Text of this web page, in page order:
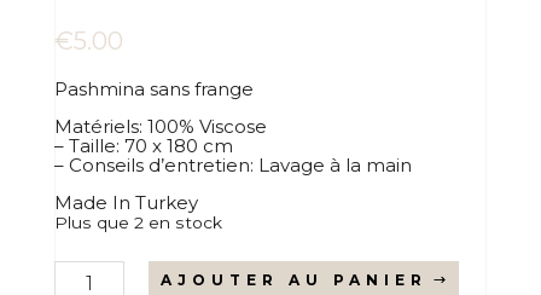
€5.00
Pashmina sans frange
Matériels: 100% Viscose
– Taille: 70 x 180 cm
– Conseils d’entretien: Lavage à la main
Made In Turkey
Plus que 2 en stock
quantité
AJOUTER AU PANIER